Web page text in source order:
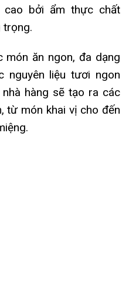
bởi ẩm thực chất
trọng.
món ăn ngon, đa dạng
nguyên liệu tươi ngon
hàng sẽ tạo ra các
từ món khai vị cho đến